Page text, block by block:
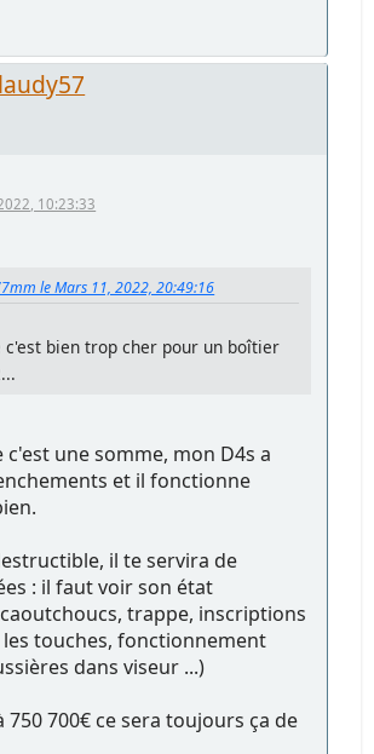
10:23:33
le Mars 11, 2022, 20:49:16
c'est bien trop cher pour un boîtier
c'est une somme, mon D4s a
et il fonctionne
il te servira de
: il faut voir son état
trappe, inscriptions
touches, fonctionnement
dans viseur ...)
750 700€ ce sera toujours ça de